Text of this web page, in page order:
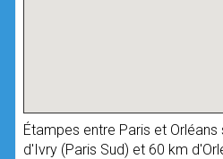
Étampes entre Paris et
d'Ivry (Paris Sud) et 60 km